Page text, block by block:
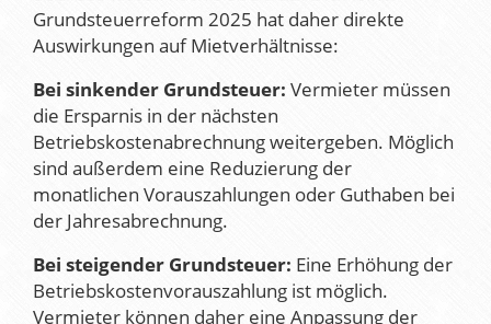
Grundsteuerreform 2025 hat daher direkte
Auswirkungen auf Mietverhältnisse:
Bei sinkender Grundsteuer: Vermieter müssen
die Ersparnis in der nächsten
Betriebskostenabrechnung weitergeben. Möglich
sind außerdem eine Reduzierung der
monatlichen Vorauszahlungen oder Guthaben bei
der Jahresabrechnung.
Bei steigender Grundsteuer: Eine Erhöhung der
Betriebskostenvorauszahlung ist möglich.
Vermieter können daher eine Anpassung der